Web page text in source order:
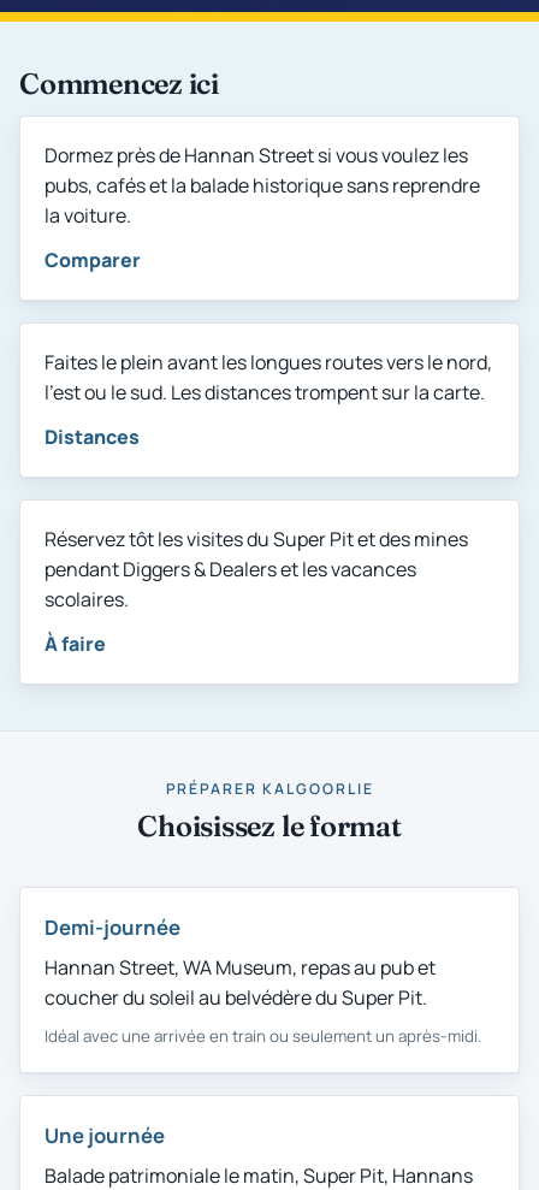
Commencez ici
Comparer
Dormez près de Hannan Street si vous voulez les
pubs, cafés et la balade historique sans reprendre
la voiture.
Comparer
Distances
Faites le plein avant les longues routes vers le nord,
l’est ou le sud. Les distances trompent sur la carte.
Distances
À faire
Réservez tôt les visites du Super Pit et des mines
pendant Diggers & Dealers et les vacances
scolaires.
À faire
PRÉPARER KALGOORLIE
Choisissez le format
Demi-journée
Demi-journée
Hannan Street, WA Museum, repas au pub et
coucher du soleil au belvédère du Super Pit.
Idéal avec une arrivée en train ou seulement un après-midi.
Une journée
Une journée
Balade patrimoniale le matin, Super Pit, Hannans